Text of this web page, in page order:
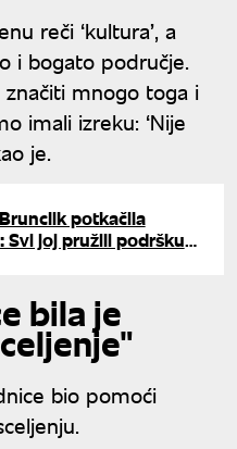
reči ‘kultura’, a
i bogato područje.
mnogo toga i
imali izreku: ‘Nije
je.
potkačila
Svi joj pružili podršku
bila je
bio pomoći